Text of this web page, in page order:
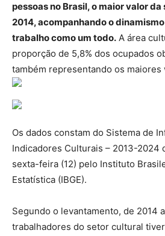
pessoas no Brasil, o maior valor
2014, acompanhando o
trabalho como um todo. A área
proporção de 5,8% dos ocupados
também representando os maiores
Os dados constam do Sistema de
Indicadores Culturais – 2013-2024
sexta-feira (12) pelo Instituto
Estatística (IBGE).
Segundo o levantamento, de 2014
trabalhadores do setor cultural